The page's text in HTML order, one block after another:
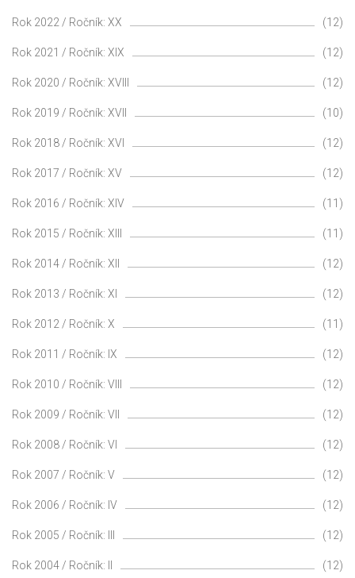
Rok 2022 / Ročník: XX (12)
Rok 2021 / Ročník: XIX (12)
Rok 2020 / Ročník: XVIII (12)
Rok 2019 / Ročník: XVII (10)
Rok 2018 / Ročník: XVI (12)
Rok 2017 / Ročník: XV (12)
Rok 2016 / Ročník: XIV (11)
Rok 2015 / Ročník: XIII (11)
Rok 2014 / Ročník: XII (12)
Rok 2013 / Ročník: XI (12)
Rok 2012 / Ročník: X (11)
Rok 2011 / Ročník: IX (12)
Rok 2010 / Ročník: VIII (12)
Rok 2009 / Ročník: VII (12)
Rok 2008 / Ročník: VI (12)
Rok 2007 / Ročník: V (12)
Rok 2006 / Ročník: IV (12)
Rok 2005 / Ročník: III (12)
Rok 2004 / Ročník: II (12)